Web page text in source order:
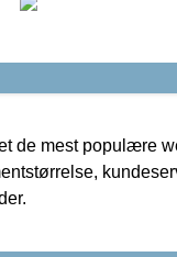
de mest populære